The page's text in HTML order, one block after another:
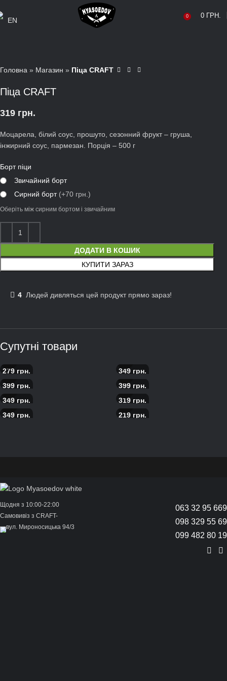
EN 0 0 ГРН.
Головна » Магазин » Піца CRAFT
Піца CRAFT
319 грн.
Моцарела, білий соус, прошуто, сезонний фрукт – груша,
інжирний соус, пармезан. Порція – 500 г
Борт піци
Звичайний борт
Сирний борт (+70 грн.)
Оберіть між сирним бортом і звичайним
ДОДАТИ В КОШИК
КУПИТИ ЗАРАЗ
4 Людeй дивляться цей продукт прямо зараз!
Супутні товари
Піца 4 сири
279 грн.
Піца Азійська
349 грн.
Піца з морепродуктами
399 грн.
Піца Скандинавська с лососем
399 грн.
Піца м’ясний бум
349 грн.
Піца пепероні
319 грн.
349 грн.
219 грн.
Щодня з 10:00-22:00
Самовивіз з CRAFT-
вул. Мироносицька 94/3
063 32 95 669
098 329 55 69
099 482 80 19